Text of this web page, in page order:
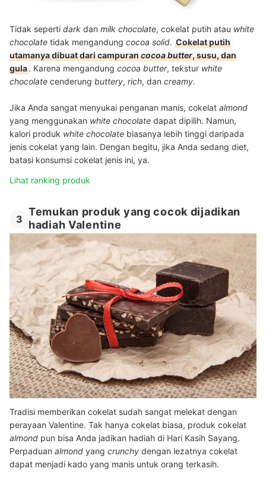
Tidak seperti dark dan milk chocolate, cokelat putih atau white
chocolate tidak mengandung cocoa solid. Cokelat putih
utamanya dibuat dari campurancocoa butter, susu,dan
gula. Karena mengandung cocoa butter, tekstur white
chocolate cenderung buttery, rich, dan creamy.
Jika Anda sangat menyukai penganan manis, cokelat almond
yang menggunakan white chocolate dapat dipilih. Namun,
kalori produk white chocolate biasanya lebih tinggi daripada
jenis cokelat yang lain. Dengan begitu, jika Anda sedang diet,
batasi konsumsi cokelat jenis ini, ya.
Lihat ranking produk
3
Temukan produk yang cocok dijadikan
hadiah Valentine
Tradisi memberikan cokelat sudah sangat melekat dengan
perayaan Valentine. Tak hanya cokelat biasa, produk cokelat
almond pun bisa Anda jadikan hadiah di Hari Kasih Sayang.
Perpaduan almond yang crunchy dengan lezatnya cokelat
dapat menjadi kado yang manis untuk orang terkasih.